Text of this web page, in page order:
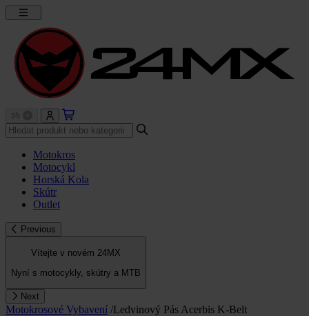
Motokros
Motocykl
Horská Kola
Skútr
Outlet
Previous
Vítejte v novém 24MX
Nyní s motocykly, skútry a MTB
Next
Motokrosové Vybavení /Ledvinový Pás Acerbis K-Belt